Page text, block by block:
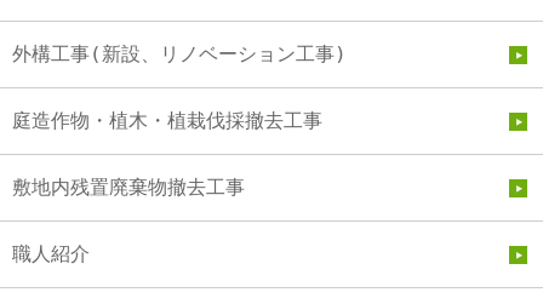
外構工事(新設、リノベーション工事)
庭造作物・植木・植栽伐採撤去工事
敷地内残置廃棄物撤去工事
職人紹介